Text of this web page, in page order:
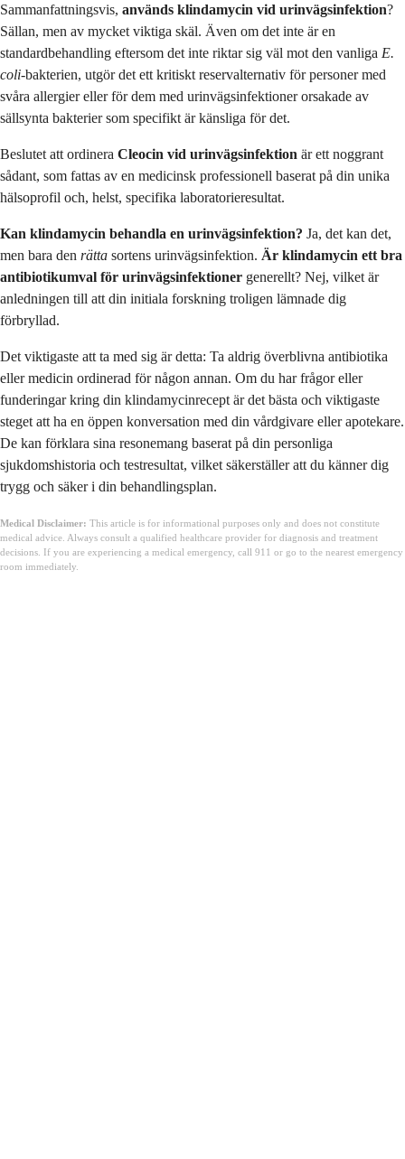
Sammanfattningsvis, används klindamycin vid urinvägsinfektion?
Sällan, men av mycket viktiga skäl. Även om det inte är en
standardbehandling eftersom det inte riktar sig väl mot den vanliga E.
coli-bakterien, utgör det ett kritiskt reservalternativ för personer med
svåra allergier eller för dem med urinvägsinfektioner orsakade av
sällsynta bakterier som specifikt är känsliga för det.
Beslutet att ordinera Cleocin vid urinvägsinfektion är ett noggrant
sådant, som fattas av en medicinsk professionell baserat på din unika
hälsoprofil och, helst, specifika laboratorieresultat.
Kan klindamycin behandla en urinvägsinfektion? Ja, det kan det,
men bara den rätta sortens urinvägsinfektion. Är klindamycin ett bra
antibiotikumval för urinvägsinfektioner generellt? Nej, vilket är
anledningen till att din initiala forskning troligen lämnade dig
förbryllad.
Det viktigaste att ta med sig är detta: Ta aldrig överblivna antibiotika
eller medicin ordinerad för någon annan. Om du har frågor eller
funderingar kring din klindamycinrecept är det bästa och viktigaste
steget att ha en öppen konversation med din vårdgivare eller apotekare.
De kan förklara sina resonemang baserat på din personliga
sjukdomshistoria och testresultat, vilket säkerställer att du känner dig
trygg och säker i din behandlingsplan.
Medical Disclaimer: This article is for informational purposes only and does not constitute
medical advice. Always consult a qualified healthcare provider for diagnosis and treatment
decisions. If you are experiencing a medical emergency, call 911 or go to the nearest emergency
room immediately.